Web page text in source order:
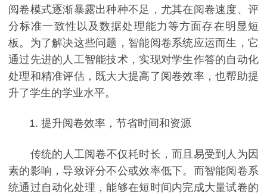
阅卷模式逐渐暴露出种种不足，尤其在阅卷速度、评
分标准一致性以及数据处理能力等方面存在明显短
板。为了解决这些问题，智能阅卷系统应运而生，它
通过先进的人工智能技术，实现对学生作答的自动化
处理和精准评估，既大大提高了阅卷效率，也帮助提
升了学生的学业水平。
1. 提升阅卷效率，节省时间和资源
传统的人工阅卷不仅耗时长，而且易受到人为因
素的影响，导致评分不公或效率低下。而智能阅卷系
统通过自动化处理，能够在短时间内完成大量试卷的